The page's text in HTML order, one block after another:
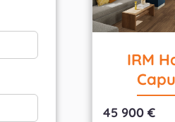
IRM
45 900 €